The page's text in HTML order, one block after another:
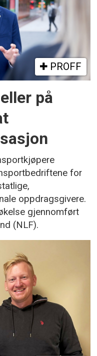
PROFF
på
for
oppdragsgivere.
gjennomført
(NLF).